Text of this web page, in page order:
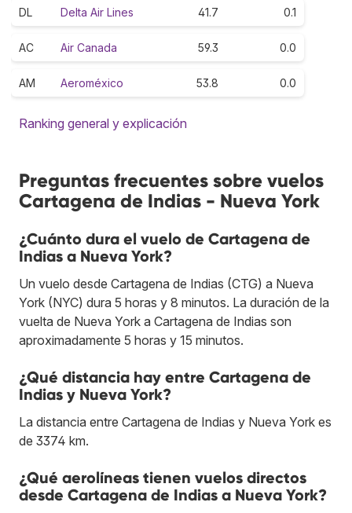
DL Delta Air Lines 41.7 0.1
AC Air Canada 59.3 0.0
AM Aeroméxico 53.8 0.0
Ranking general y explicación
Preguntas frecuentes sobre vuelos
Cartagena de Indias - Nueva York
¿Cuánto dura el vuelo de Cartagena de
Indias a Nueva York?
Un vuelo desde Cartagena de Indias (CTG) a Nueva
York (NYC) dura 5 horas y 8 minutos. La duración de la
vuelta de Nueva York a Cartagena de Indias son
aproximadamente 5 horas y 15 minutos.
¿Qué distancia hay entre Cartagena de
Indias y Nueva York?
La distancia entre Cartagena de Indias y Nueva York es
de 3374 km.
¿Qué aerolíneas tienen vuelos directos
desde Cartagena de Indias a Nueva York?